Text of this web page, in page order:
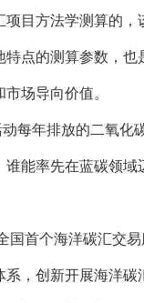
目方法学测算的
点的测算参数，
场导向价值。
每年排放的二氧化
能率先在蓝碳领
国首个海洋碳汇交
，创新开展海洋